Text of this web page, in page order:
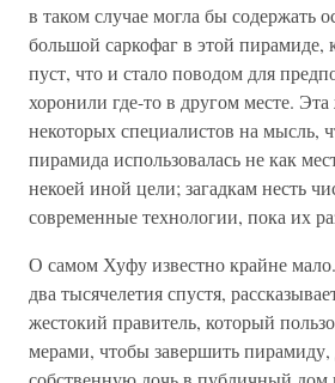
в таком случае могла бы содержать
большой саркофаг в этой пирамиде,
пуст, что и стало поводом для
хоронили где-то в другом месте.
некоторых специалистов на мысль,
пирамида использовалась не как
некоей иной цели; загадкам несть
современные технологии, пока их
О самом Хуфу известно крайне
два тысячелетия спустя,
жестокий правитель, который
мерами, чтобы завершить